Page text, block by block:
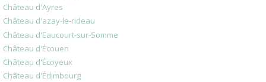
Château d'Ayres
Château d'azay-le-rideau
Château d'Eaucourt-sur-Somme
Château d'Écouen
Château d'Écoyeux
Château d'Édimbourg